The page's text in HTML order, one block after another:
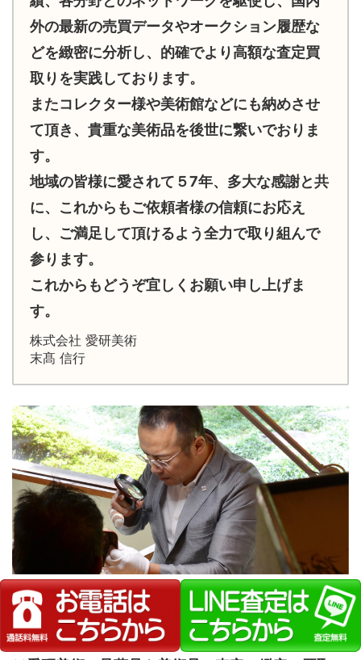
外の最新の売買データやオークション履歴な
どを緻密に分析し、的確でより高額な査定買
取りを実践しております。
またコレクター様や美術館などにも納めさせ
て頂き、貴重な美術品を後世に繋いでおりま
す。
地域の皆様に愛されて５7年、多大な感謝と共
に、これからもご依頼者様の信頼にお応え
し、ご満足して頂けるよう全力で取り組んで
参ります。
これからもどうぞ宜しくお願い申し上げま
す。
株式会社 愛研美術
末髙 信行
業 務 実 績